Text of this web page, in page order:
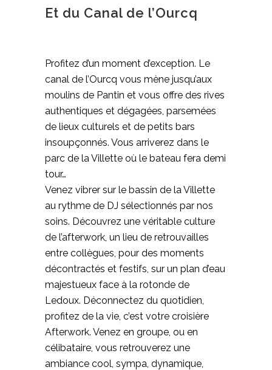
Et du Canal de l’Ourcq
Profitez d’un moment d’exception. Le
canal de l’Ourcq vous mène jusqu’aux
moulins de Pantin et vous offre des rives
authentiques et dégagées, parsemées
de lieux culturels et de petits bars
insoupçonnés. Vous arriverez dans le
parc de la Villette où le bateau fera demi
tour…
Venez vibrer sur le bassin de la Villette
au rythme de DJ sélectionnés par nos
soins. Découvrez une véritable culture
de l’afterwork, un lieu de retrouvailles
entre collègues, pour des moments
décontractés et festifs, sur un plan d’eau
majestueux face à la rotonde de
Ledoux. Déconnectez du quotidien,
profitez de la vie, c’est votre croisière
Afterwork. Venez en groupe, ou en
célibataire, vous retrouverez une
ambiance cool, sympa, dynamique,